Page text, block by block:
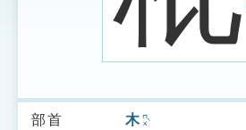
索引選單
部首 木ㄇㄨˋ